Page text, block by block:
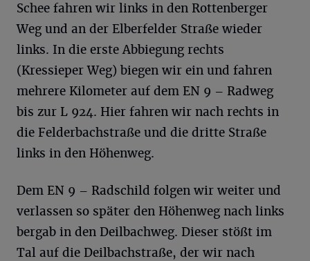
Schee fahren wir links in den Rottenberger
Weg und an der Elberfelder Straße wieder
links. In die erste Abbiegung rechts
(Kressieper Weg) biegen wir ein und fahren
mehrere Kilometer auf dem EN 9 – Radweg
bis zur L 924. Hier fahren wir nach rechts in
die Felderbachstraße und die dritte Straße
links in den Höhenweg.
Dem EN 9 – Radschild folgen wir weiter und
verlassen so später den Höhenweg nach links
bergab in den Deilbachweg. Dieser stößt im
Tal auf die Deilbachstraße, der wir nach